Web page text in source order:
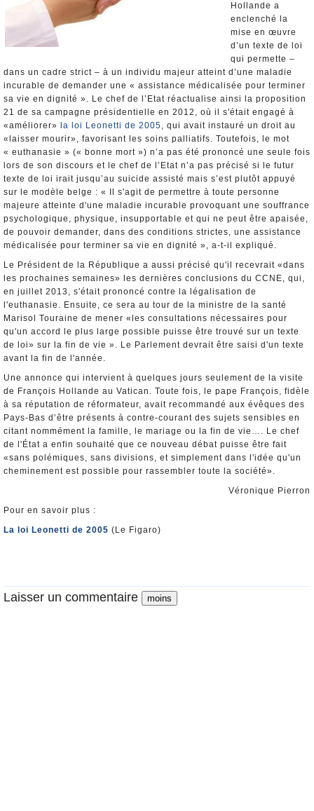
Hollande a
enclenché la
mise en œuvre
d’un texte de loi
qui permette –
dans un cadre strict – à un individu majeur atteint d’une maladie
incurable de demander une « assistance médicalisée pour terminer
sa vie en dignité ». Le chef de l’Etat réactualise ainsi la proposition
21 de sa campagne présidentielle en 2012, où il s'était engagé à
«améliorer»
la loi Leonetti de 2005, qui avait instauré un droit au
«laisser mourir», favorisant les soins palliatifs. Toutefois, le mot
« euthanasie » (« bonne mort ») n’a pas été prononcé une seule fois
lors de son discours et le chef de l’Etat n’a pas précisé si le futur
texte de loi irait jusqu’au suicide assisté mais s’est plutôt appuyé
sur le modèle belge : « Il s'agit de permettre à toute personne
majeure atteinte d'une maladie incurable provoquant une souffrance
psychologique, physique, insupportable et qui ne peut être apaisée,
de pouvoir demander, dans des conditions strictes, une assistance
médicalisée pour terminer sa vie en dignité », a-t-il expliqué.
Le Président de la République a aussi précisé qu'il recevrait «dans
les prochaines semaines» les dernières conclusions du CCNE, qui,
en juillet 2013, s'était prononcé contre la légalisation de
l'euthanasie. Ensuite, ce sera au tour de la ministre de la santé
Marisol Touraine de mener «les consultations nécessaires pour
qu'un accord le plus large possible puisse être trouvé sur un texte
de loi» sur la fin de vie ». Le Parlement devrait être saisi d'un texte
avant la fin de l'année.
Une annonce qui intervient à quelques jours seulement de la visite
de François Hollande au Vatican. Toute fois, le pape François, fidèle
à sa réputation de réformateur, avait recommandé aux évêques des
Pays-Bas d’être présents à contre-courant des sujets sensibles en
citant nommément la famille, le mariage ou la fin de vie…. Le chef
de l'État a enfin souhaité que ce nouveau débat puisse être fait
«sans polémiques, sans divisions, et simplement dans l'idée qu'un
cheminement est possible pour rassembler toute la société».
Véronique Pierron
Pour en savoir plus :
La loi Leonetti de 2005 (Le Figaro)
Laisser un commentaire